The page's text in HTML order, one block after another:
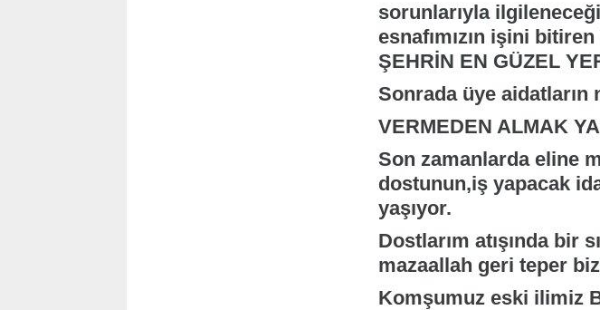
sorunlarıyla
esnafımızın işini
ŞEHRİN EN GÜZEL
Sonrada üye aidatların
VERMEDEN ALMAK
Son zamanlarda eline
dostunun,iş yapacak
yaşıyor.
Dostlarım atışında bir
mazaallah geri teper
Komşumuz eski ilimiz